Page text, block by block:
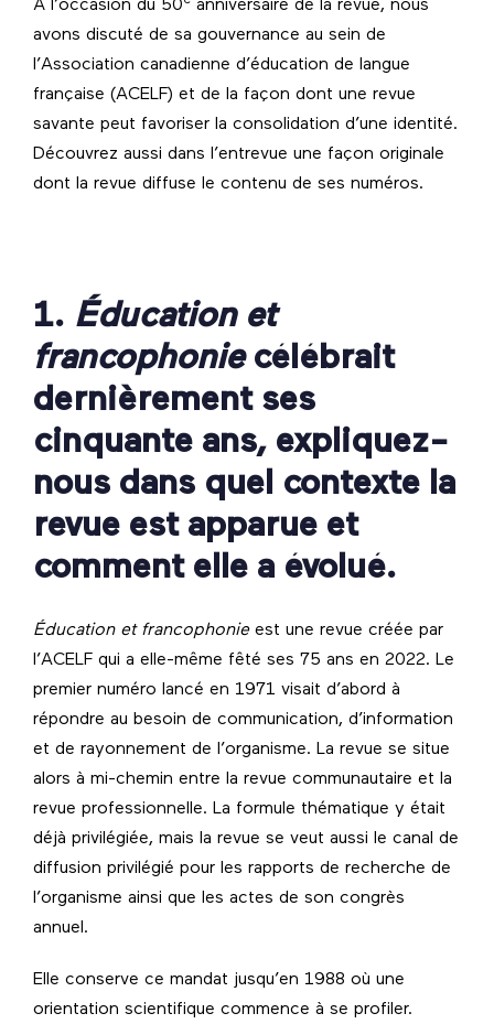
À l’occasion du 50
anniversaire de la revue, nous
avons discuté de sa gouvernance au sein de
l’Association canadienne d’éducation de langue
française (ACELF) et de la façon dont une revue
savante peut favoriser la consolidation d’une identité.
Découvrez aussi dans l’entrevue une façon originale
dont la revue diffuse le contenu de ses numéros.
1. Éducation et
francophoniecélébrait
dernièrement ses
cinquante ans, expliquez-
nous dans quel contexte la
revue est apparue et
comment elle a évolué.
Éducation et francophonieest une revue créée par
l’ACELF qui a elle-même fêté ses 75 ans en 2022. Le
premier numéro lancé en 1971 visait d’abord à
répondre au besoin de communication, d’information
et de rayonnement de l’organisme. La revue se situe
alors à mi-chemin entre la revue communautaire et la
revue professionnelle. La formule thématique y était
déjà privilégiée, mais la revue se veut aussi le canal de
diffusion privilégié pour les rapports de recherche de
l’organisme ainsi que les actes de son congrès
annuel.
Elle conserve ce mandat jusqu’en 1988 où une
orientation scientifique commence à se profiler.